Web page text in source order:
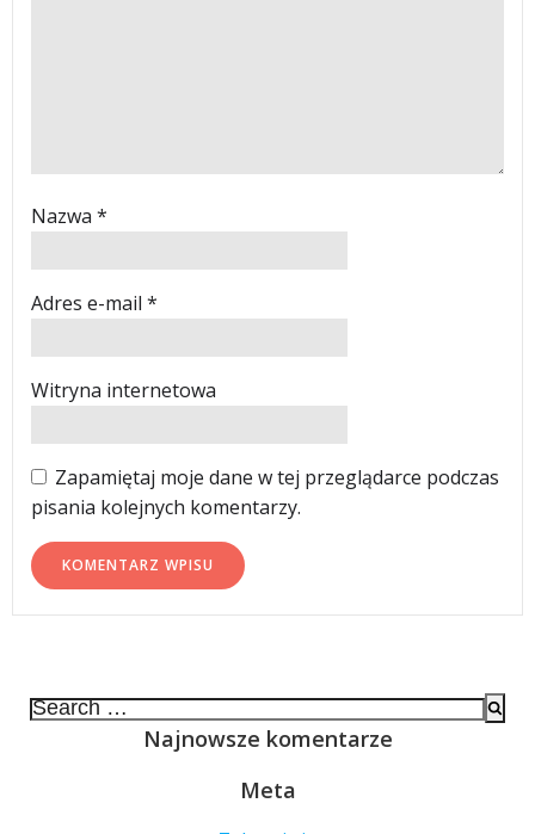
Nazwa *
Adres e-mail *
Witryna internetowa
Zapamiętaj moje dane w tej przeglądarce podczas
pisania kolejnych komentarzy.
Search
Najnowsze komentarze
Meta